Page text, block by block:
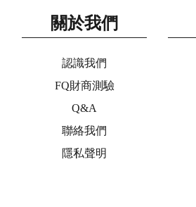
關於我們
認識我們
FQ財商測驗
Q&A
聯絡我們
隱私聲明